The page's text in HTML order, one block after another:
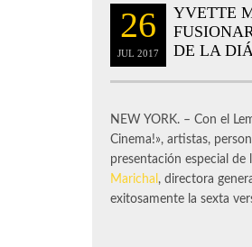
26
JUL 2017
YVETTE
DE LA
NEW YORK. – Con el
Cinema!», artistas,
presentación especial de
Marichal , directora
exitosamente la sexta